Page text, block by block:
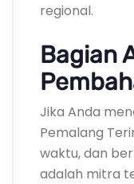
regional.
Bagian
Jika Anda
Pemalang
waktu, dan
adalah mitra